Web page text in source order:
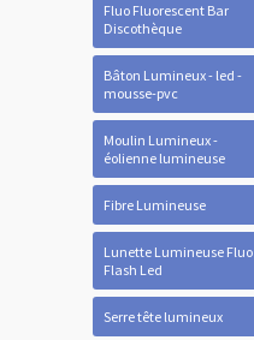
Fluo Fluorescent Bar
Discothèque
Bâton Lumineux - led -
mousse-pvc
Moulin Lumineux -
éolienne lumineuse
Fibre Lumineuse
Lunette Lumineuse Fluo
Flash Led
Serre tête lumineux